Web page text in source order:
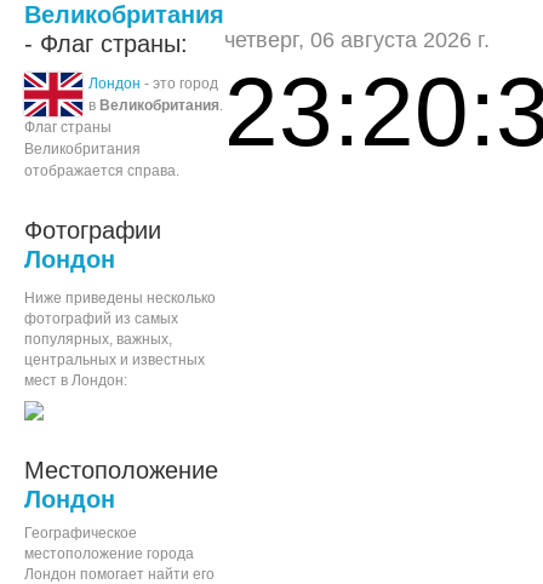
Великобритания
- Флаг страны:
Лондон - это город
в Великобритания.
Флаг страны
Великобритания
отображается справа.
Фотографии
Лондон
Ниже приведены несколько
фотографий из самых
популярных, важных,
центральных и известных
мест в Лондон:
Местоположение
Лондон
Географическое
местоположение города
Лондон помогает найти его
четверг, 06 августа 2026 г.